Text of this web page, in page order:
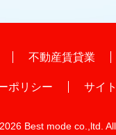
不動産賃貸業
ポリシー サイ
2026 Best mode co.,ltd.